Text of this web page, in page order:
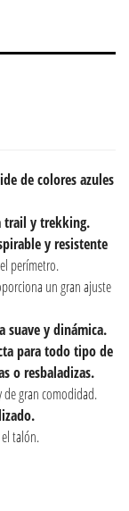
de colores azules
trail y trekking.
y resistente
perímetro.
un gran ajuste
suave y dinámica.
para todo tipo de
o resbaladizas.
de gran comodidad.
talón.